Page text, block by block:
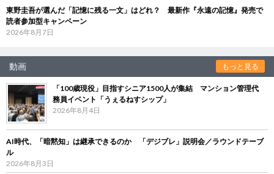
東野圭吾が選んだ「記憶に残る一文」はどれ？ 最新作『永遠の記憶』発売で
読者参加型キャンペーン
2026年8月7日
動画 もっと見る
「100歳現役」目指すシニア1500人が集結 マンション管理代
務員イベント「うぇるねすシップ」
2026年8月4日
AI時代、「暗黙知」は継承できるのか 「デジブレ」説明会／ラウンドテーブ
ル
2026年8月3日